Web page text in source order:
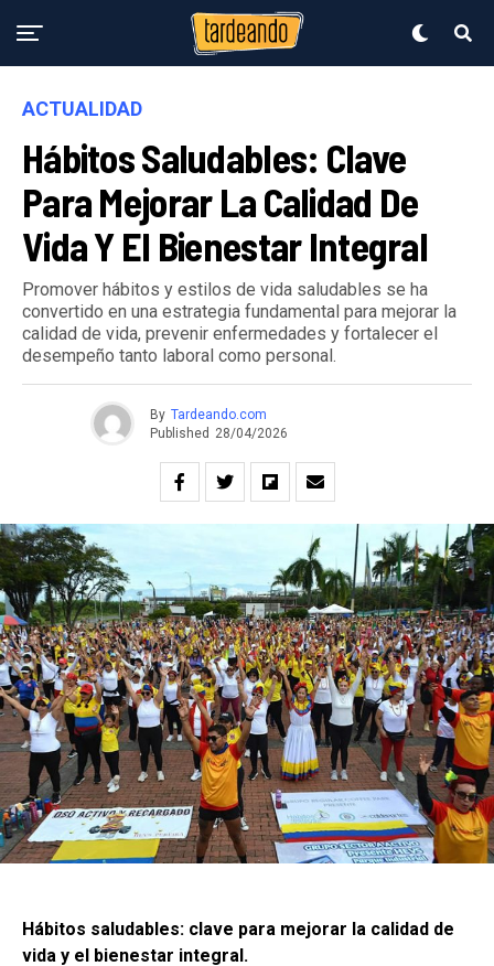
ACTUALIDAD
Hábitos Saludables: Clave
Para Mejorar La Calidad De
Vida Y El Bienestar Integral
Promover hábitos y estilos de vida saludables se ha
convertido en una estrategia fundamental para mejorar la
calidad de vida, prevenir enfermedades y fortalecer el
desempeño tanto laboral como personal.
By Tardeando.com
Published 28/04/2026
Hábitos saludables: clave para mejorar la calidad de
vida y el bienestar integral.